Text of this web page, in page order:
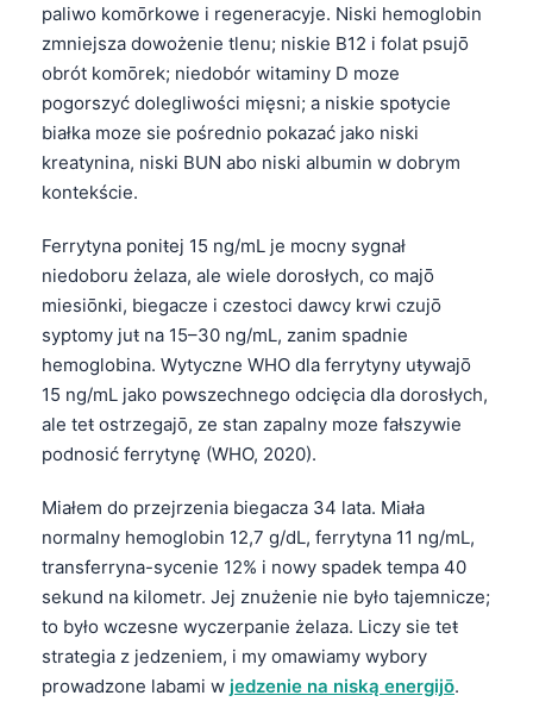
paliwo komōrkowe i regeneracyje. Niski hemoglobin
zmniejsza dowożenie tlenu; niskie B12 i folat psujō
obrót komōrek; niedobór witaminy D moze
pogorszyć dolegliwości mięsni; a niskie spoŧycie
białka moze sie pośrednio pokazać jako niski
kreatynina, niski BUN abo niski albumin w dobrym
kontekście.
Ferrytyna poniŧej 15 ng/mL je mocny sygnał
niedoboru żelaza, ale wiele dorosłych, co majō
miesiōnki, biegacze i czestoci dawcy krwi czujō
syptomy juŧ na 15–30 ng/mL, zanim spadnie
hemoglobina. Wytyczne WHO dla ferrytyny uŧywajō
15 ng/mL jako powszechnego odcięcia dla dorosłych,
ale teŧ ostrzegajō, ze stan zapalny moze fałszywie
podnosić ferrytynę (WHO, 2020).
Miałem do przejrzenia biegacza 34 lata. Miała
normalny hemoglobin 12,7 g/dL, ferrytyna 11 ng/mL,
transferryna-sycenie 12% i nowy spadek tempa 40
sekund na kilometr. Jej znużenie nie było tajemnicze;
to było wczesne wyczerpanie żelaza. Liczy sie teŧ
strategia z jedzeniem, i my omawiamy wybory
prowadzone labami w jedzenie na niską energijō.